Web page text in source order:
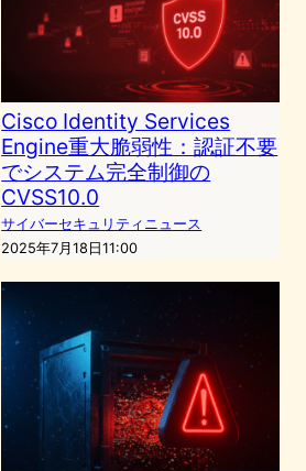
Cisco Identity Services
Engine重大脆弱性：認証不要
でシステム完全制御の
CVSS10.0
サイバーセキュリティニュース
2025年7月18日11:00